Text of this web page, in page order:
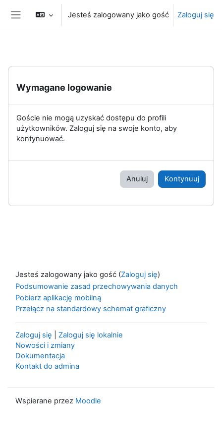
Przejdź do głównej zawartości
Panel boczny
Jesteś zalogowany jako gość Zaloguj się
Wymagane logowanie
Goście nie mogą uzyskać dostępu do profili
użytkowników. Zaloguj się na swoje konto, aby
kontynuować.
Anuluj Kontynuuj
Jesteś zalogowany jako gość (Zaloguj się)
Podsumowanie zasad przechowywania danych
Pobierz aplikację mobilną
Przełącz na standardowy schemat graficzny
Zaloguj się
Zaloguj się lokalnie
Nowości i zmiany
Dokumentacja
Kontakt do admina
Wspierane przez Moodle